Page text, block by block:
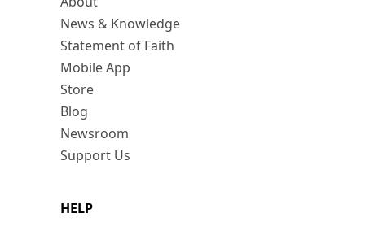
News & Knowledge
Statement of Faith
Mobile App
Store
Blog
Newsroom
Support Us
HELP